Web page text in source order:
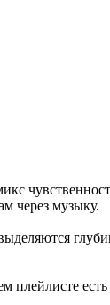
через музыку.
плейлисте